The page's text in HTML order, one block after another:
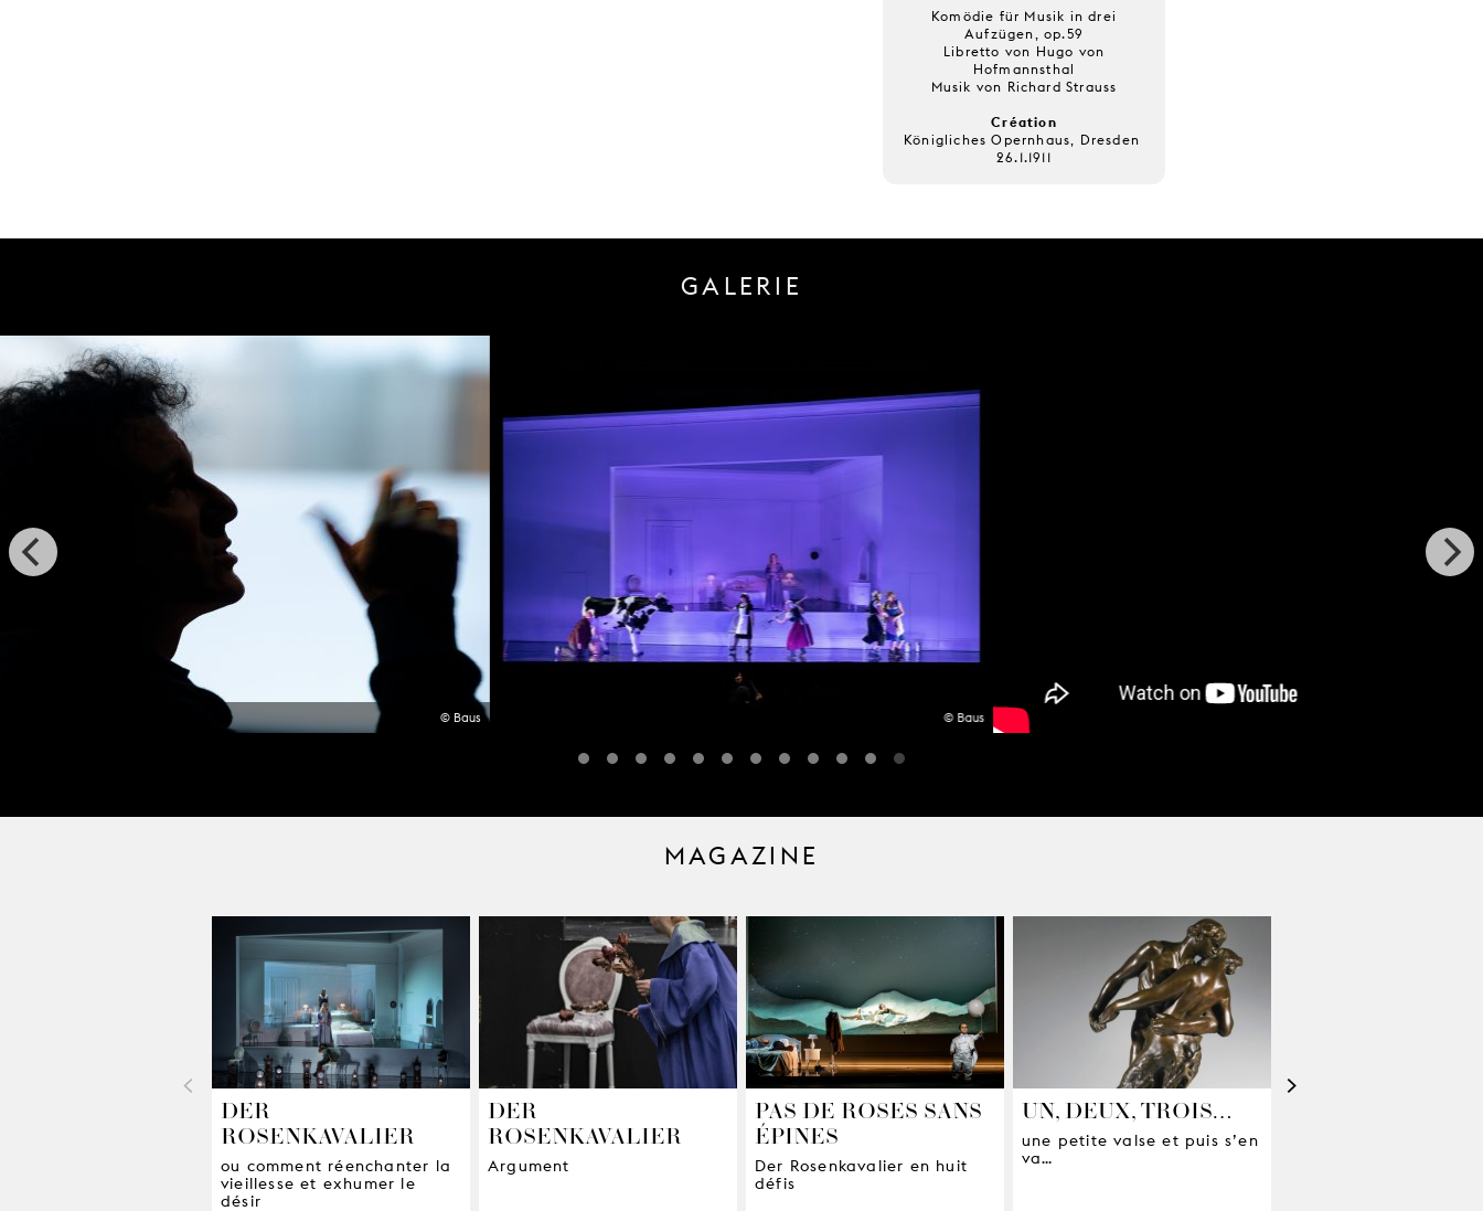
Komödie für Musik in drei
Aufzügen, op.59
Libretto von Hugo von
Hofmannsthal
Musik von Richard Strauss
Création
Königliches Opernhaus, Dresden
26.1.1911
GALERIE
© Baus © Baus
MAGAZINE
< >
DER
ROSENKAVALIER
ou comment réenchanter la
vieillesse et exhumer le
désir
DER
ROSENKAVALIER
Argument
PAS DE ROSES SANS
ÉPINES
Der Rosenkavalier en huit
défis
UN, DEUX, TROIS…
une petite valse et puis s’en
va…